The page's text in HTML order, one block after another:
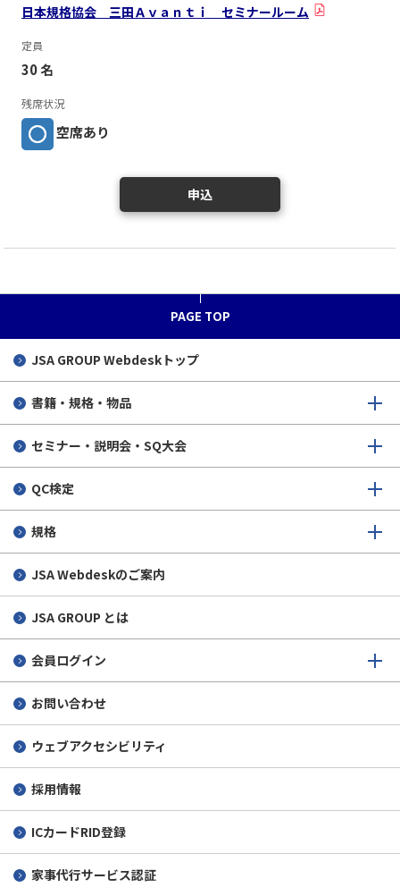
日本規格協会 三田Ａｖａｎｔｉ セミナールーム
定員
30 名
残席状況
空席あり
申込
PAGE TOP
JSA GROUP Webdeskトップ
書籍・規格・物品
セミナー・説明会・SQ大会
QC検定
規格
JSA Webdeskのご案内
JSA GROUP とは
会員ログイン
お問い合わせ
ウェブアクセシビリティ
採用情報
ICカードRID登録
家事代行サービス認証